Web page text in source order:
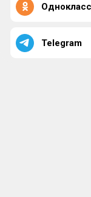
Telegram